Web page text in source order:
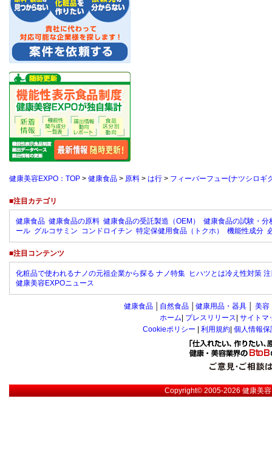
健康美容EXPO：TOP > 健康食品 > 原料 > は行 > フィーバーフュー(ナツシロギ
■注目カテゴリ
健康食品 健康食品の原料 健康食品の受託製造（OEM）
健康食品の試験・分
ール グルコサミン コンドロイチン 特定保健用食品（トクホ） 機能性成分
■注目コンテンツ
化粧品で使われるナノの元祖企業から探る ナノ特集 ヒハツとは冷え性対策
健康美容EXPOニュース
健康食品 自然食品 健康用品・器具 美容
ホーム プレスリリース サイトマ
Cookieポリシー
利用規約 個人情報
Copyright© 2005-2026健康美